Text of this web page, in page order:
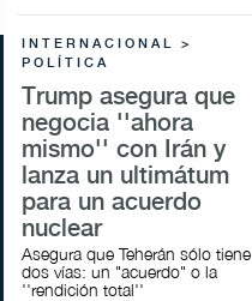
INTERNACIONAL >
POLÍTICA
Trump asegura que
negocia ''ahora
mismo'' con Irán y
lanza un ultimátum
para un acuerdo
nuclear
Asegura que Teherán sólo tiene
dos vías: un "acuerdo" o la
''rendición total''